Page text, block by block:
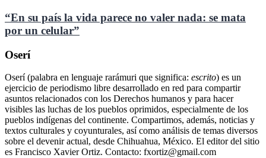
“En su país la vida parece no valer nada: se mata
por un celular”
Oserí
Oserí (palabra en lenguaje rarámuri que significa: escrito) es un
ejercicio de periodismo libre desarrollado en red para compartir
asuntos relacionados con los Derechos humanos y para hacer
visibles las luchas de los pueblos oprimidos, especialmente de los
pueblos indígenas del continente. Compartimos, además, noticias y
textos culturales y coyunturales, así como análisis de temas diversos
sobre el devenir actual, desde Chihuahua, México. El editor del sitio
es Francisco Xavier Ortiz. Contacto: fxortiz@gmail.com